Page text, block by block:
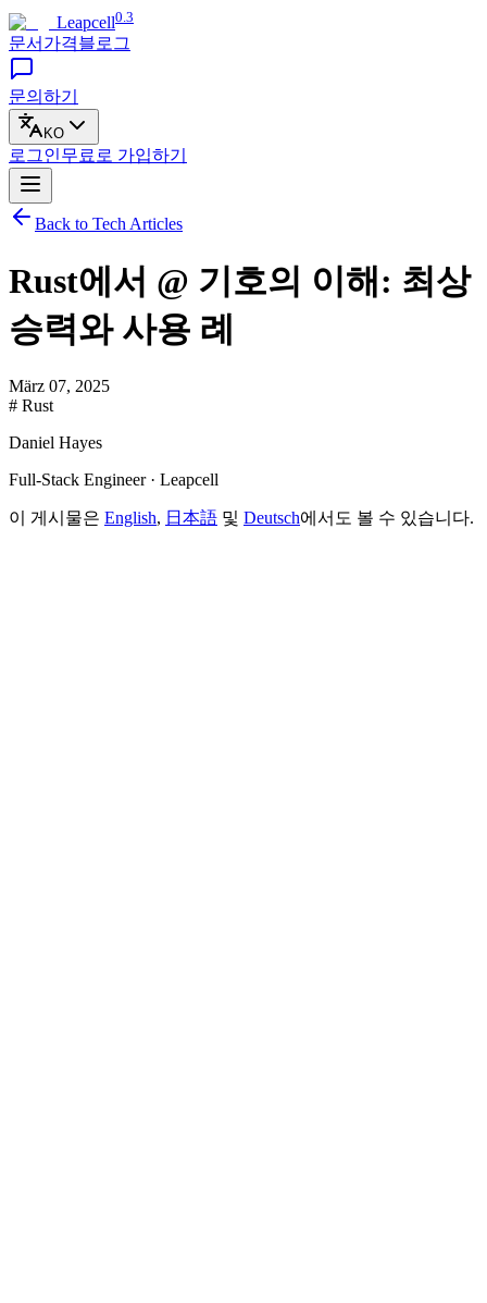
Leapcell0.3
문서 가격블로그
문의하기
KO
로그인무료로 가입하기
Back to Tech Articles
Rust에서 @ 기호의 이해: 최상
승력와 사용 례
März 07, 2025
# Rust
Daniel Hayes
Full-Stack Engineer · Leapcell
이 게시물은 English, 日本語 및 Deutsch에서도 볼 수 있습니다.